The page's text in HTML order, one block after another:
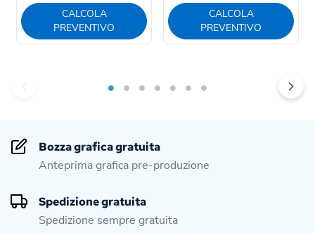
CALCOLA
PREVENTIVO
CALCOLA
PREVENTIVO
Bozza grafica gratuita
Anteprima grafica pre-produzione
Spedizione gratuita
Spedizione sempre gratuita